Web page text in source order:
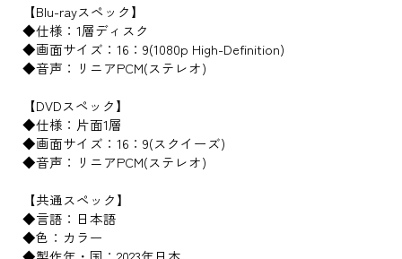
【Blu-rayスペック】
◆仕様：1層ディスク
◆画面サイズ：16：9(1080p High-Definition)
◆音声：リニアPCM(ステレオ)
【DVDスペック】
◆仕様：片面1層
◆画面サイズ：16：9(スクイーズ)
◆音声：リニアPCM(ステレオ)
【共通スペック】
◆言語：日本語
◆色：カラー